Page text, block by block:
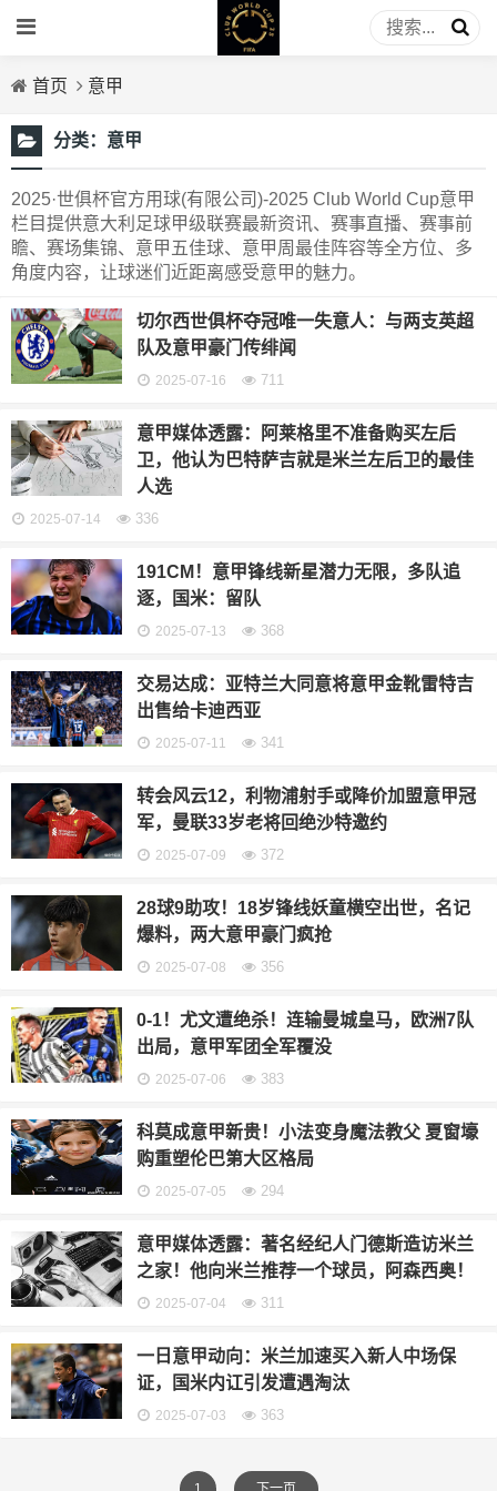
首页 意甲
分类： 意甲
2025·世俱杯官方用球(有限公司)-2025 Club World Cup意甲
栏目提供意大利足球甲级联赛最新资讯、赛事直播、赛事前
瞻、赛场集锦、意甲五佳球、意甲周最佳阵容等全方位、多
角度内容，让球迷们近距离感受意甲的魅力。
切尔西世俱杯夺冠唯一失意人：与两支英超
队及意甲豪门传绯闻
2025-07-16 711
意甲媒体透露：阿莱格里不准备购买左后
卫，他认为巴特萨吉就是米兰左后卫的最佳
人选
2025-07-14 336
191CM！意甲锋线新星潜力无限，多队追
逐，国米：留队
2025-07-13 368
交易达成：亚特兰大同意将意甲金靴雷特吉
出售给卡迪西亚
2025-07-11 341
转会风云12，利物浦射手或降价加盟意甲冠
军，曼联33岁老将回绝沙特邀约
2025-07-09 372
28球9助攻！18岁锋线妖童横空出世，名记
爆料，两大意甲豪门疯抢
2025-07-08 356
0-1！尤文遭绝杀！连输曼城皇马，欧洲7队
出局，意甲军团全军覆没
2025-07-06 383
科莫成意甲新贵！小法变身魔法教父 夏窗壕
购重塑伦巴第大区格局
2025-07-05 294
意甲媒体透露：著名经纪人门德斯造访米兰
之家！他向米兰推荐一个球员，阿森西奥！
2025-07-04 311
一日意甲动向：米兰加速买入新人中场保
证，国米内讧引发遭遇淘汰
2025-07-03 363